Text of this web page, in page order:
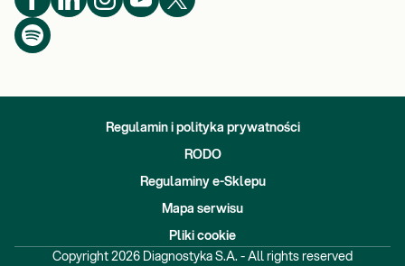
Regulamin i polityka prywatności
RODO
Regulaminy e-Sklepu
Mapa serwisu
Pliki cookie
Copyright 2026 Diagnostyka S.A. - All rights reserved